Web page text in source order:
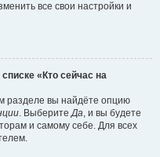
все свои настройки и
«Кто сейчас на
разделе вы найдёте опцию
. ВыберитеДа, и вы будете
и самому себе. Для всех